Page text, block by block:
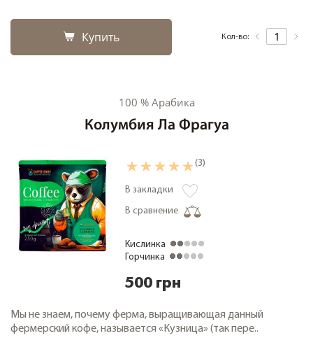
Купить Кол-во:
100 % Арабика
Колумбия Ла Фрагуа
(3)
В закладки
В сравнение
Кислинка
Горчинка
500 грн
Мы не знаем, почему ферма, выращивающая данный
фермерский кофе, называется «Кузница» (так пере..